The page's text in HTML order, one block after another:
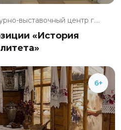
выставочный центр г....
«История
6+